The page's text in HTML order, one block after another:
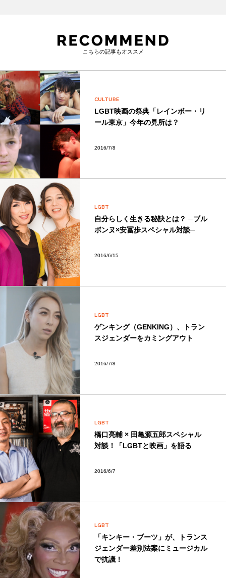
こちらの記事もオススメ
CULTURE
LGBT映画の祭典「レインボー・リ
ール東京」今年の見所は？
2016/7/8
LGBT
自分らしく生きる秘訣とは？ ─ブル
ボンヌ×安冨歩スペシャル対談─
2016/6/15
LGBT
ゲンキング（GENKING）、トラン
スジェンダーをカミングアウト
2016/7/8
LGBT
橋口亮輔 × 田亀源五郎スペシャル
対談！「LGBTと映画」を語る
2016/6/7
LGBT
「キンキー・ブーツ」が、トランス
ジェンダー差別法案にミュージカル
で抗議！